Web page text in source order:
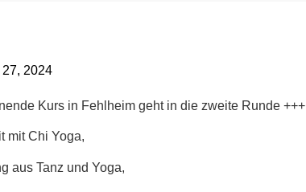
2024
Kurs in Fehlheim geht in die zweite Runde +++
mit Chi Yoga,
aus Tanz und Yoga,